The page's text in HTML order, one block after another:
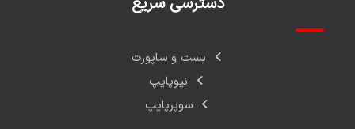
بست و ساپورت
نیوپایپ
سوپرپایپ